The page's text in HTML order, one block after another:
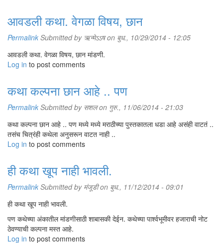
खरंतर रम्या घरी नाही असं बबन्याला वाटत होतं. कारण बबन्या त्याच्या
अनावधानाने सांगितलंय त्यामुळे तू कुठे तरी पळून जा. पण रम्या भेटला नव्हता.
बबन्यालाही आश्चर्य वाटलं होतं. काल रात्रीच रम्या गावाहून परतला होता.
रम्याला पोलिसांनी धरला ही खबर हा हा म्हणता आसपासच्या गावात पोचली.
रम्याला पकडला हे समजल्यापासून आमदाराच्या पोटात मळमळायला लागलं होतं.
होती. तशी तर त्यांची तब्येत नकली नोटा पकडल्यापासूनच बरी नव्हती. आज कधी
आवडली कथा. वेगळा विषय, छान
Permalink Submitted by ऋन्मेऽऽषon बुध., 10/29/2014 - 12:05
आवडली कथा. वेगळा विषय, छान मांडणी.
Log in to post comments
कथा कल्पना छान आहे .. पण
Permalink Submitted by सशलon गुरु., 11/06/2014 - 21:03
कथा कल्पना छान आहे .. पण मध्ये मध्ये मराठीच्या पुस्तकातला धडा आहे असंही वाटतं ..
तसंच चित्रंही कथेला अनुसरून वाटत नाही ..
Log in to post comments
ही कथा खूप नाही भावली.
Permalink Submitted by मंजूडीon बुध., 11/12/2014 - 09:01
ही कथा खूप नाही भावली.
पण कथेच्या अंकातील मांडणीसाठी शाबासकी देईन. कथेच्या पार्श्वभूमीवर हजाराची नोट
ठेवण्याची कल्पना मस्त आहे.
Log in to post comments